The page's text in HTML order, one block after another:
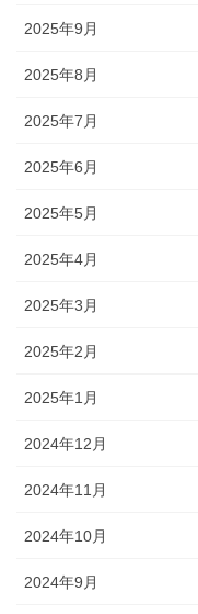
2025年9月
2025年8月
2025年7月
2025年6月
2025年5月
2025年4月
2025年3月
2025年2月
2025年1月
2024年12月
2024年11月
2024年10月
2024年9月